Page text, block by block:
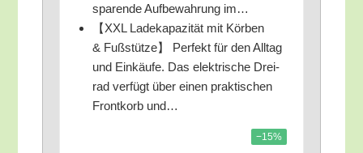
spa­ren­de Auf­be­wah­rung im…
【XXL Lade­ka­pa­zi­tät mit Kör­ben
& Fuß­stüt­ze】 Per­fekt für den All­tag
und Ein­käu­fe. Das elek­tri­sche Drei­
rad ver­fügt über einen prak­ti­schen
Front­korb und…
−15%